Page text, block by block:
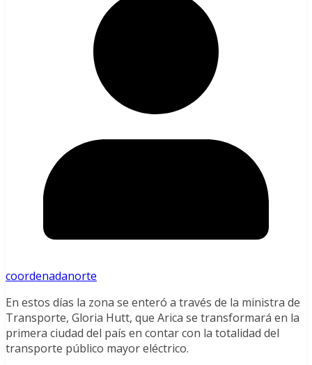
coordenadanorte
En estos días la zona se enteró a través de la ministra de
Transporte, Gloria Hutt, que Arica se transformará en la
primera ciudad del país en contar con la totalidad del
transporte público mayor eléctrico.